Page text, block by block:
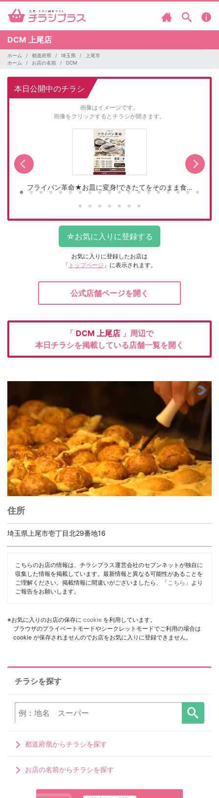
DCM 上尾店
ホーム 都道府県 埼玉県
上尾市
ホーム
お店の名前 DCM
本日公開中のチラシ
画像はイメージです。
画像をクリックするとチラシが開きます。
フライパン革命★お皿に変身!できたてをそのまま食…
お気に入りに登録したお店は
「 トップページ 」に表示されます。
公式店舗ページを開く
「 DCM 上尾店 」周辺で
本日チラシを掲載している店舗一覧を開く
住所
埼玉県上尾市壱丁目北29番地16
こちらのお店の情報は、チラシプラス運営会社のセブンネットが独自に
収集した情報を掲載しています。最新情報と異なる可能性があることを
ご理解ください。掲載情報に間違いがございましたら、「 こちら 」より
ご報告をお願いします。
※お気に入りのお店の保存に cookie を利用しています。
ブラウザのプライベートモードやシークレットモードでご利用の場合は
cookie が保存されませんのでお店をお気に入りに登録できません。
チラシを探す
都道府県からチラシを探す
お店の名前からチラシを探す